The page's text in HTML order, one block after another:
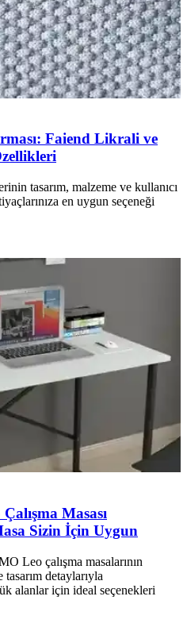
Faiend Likrali ve
tasarım, malzeme ve kullanıcı
en uygun seçeneği
Masası
Sizin İçin Uygun
Leo çalışma masalarının
detaylarıyla
alanlar için ideal seçenekleri